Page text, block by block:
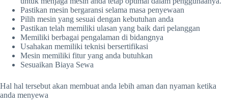
Pastikan mesin bergaransi selama masa penyewaan
Pilih mesin yang sesuai dengan kebutuhan anda
Pastikan telah memiliki ulasan yang baik dari pelanggan
Memiliki berbagai pengalaman di bidangnya
Usahakan memiliki teknisi bersertifikasi
Mesin memiliki fitur yang anda butuhkan
Sesuaikan Biaya Sewa
Hal hal tersebut akan membuat anda lebih aman dan nyaman ketika
anda menyewa